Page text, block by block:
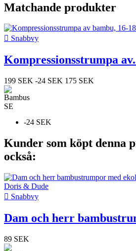
Matchande produkter
 Snabbvy
Kompressionsstrumpa
199 SEK -24 SEK 175 SEK
-24 SEK
Kunder som köpt denna
också:
 Snabbvy
Dam och herr
89 SEK